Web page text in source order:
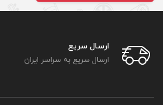
ارسال سریع
ارسال سریع به سراسر ایران